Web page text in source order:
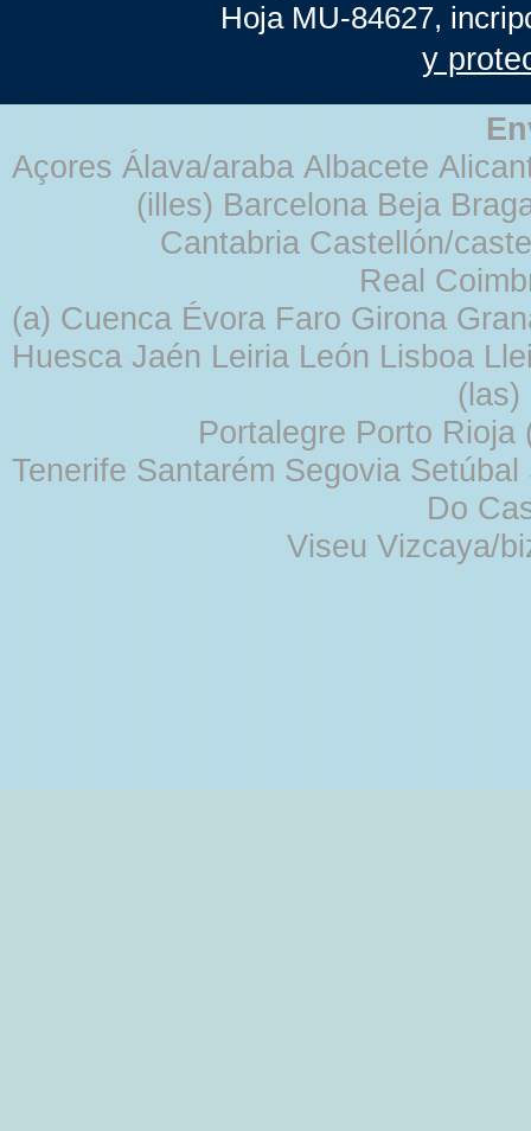
Hoja MU-84627,
y
Açores Álava/araba Albacete
(illes) Barcelona Beja
Cantabria Castellón/
Real
(a) Cuenca Évora Faro Girona
Huesca Jaén Leiria León Lisboa
Portalegre Porto
Tenerife Santarém Segovia
Do
Viseu Vizcaya/